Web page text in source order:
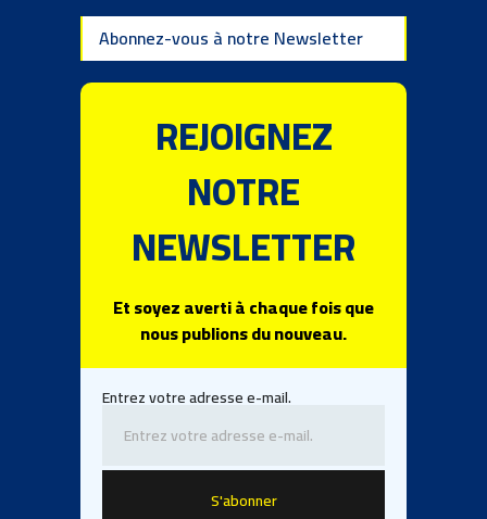
Abonnez-vous à notre Newsletter
REJOIGNEZ
NOTRE
NEWSLETTER
Et soyez averti à chaque fois que
nous publions du nouveau.
Entrez votre adresse e-mail.